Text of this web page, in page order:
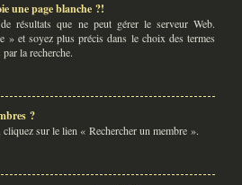
une page blanche ?!
résultats que ne peut gérer le serveur Web.
» et soyez plus précis dans le choix des termes
la recherche.
?
sur le lien « Rechercher un membre ».